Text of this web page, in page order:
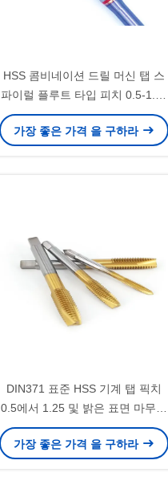
HSS 콤비네이션 드릴 머신 탭 스
파이럴 플루트 타입 피치 0.5-1.25
나사 절삭 공구, 일관된 나사산을
위해 설계됨
가장 좋은 가격 을 구하라
DIN371 표준 HSS 기계 탭 픽치
0.5에서 1.25 및 밝은 표면 마무리
정확한 스레딩 작업에 이상적입니
다.
가장 좋은 가격 을 구하라